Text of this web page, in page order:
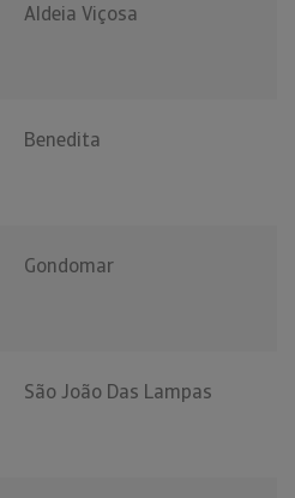
Aldeia Viçosa
Benedita
Gondomar
São João Das Lampas